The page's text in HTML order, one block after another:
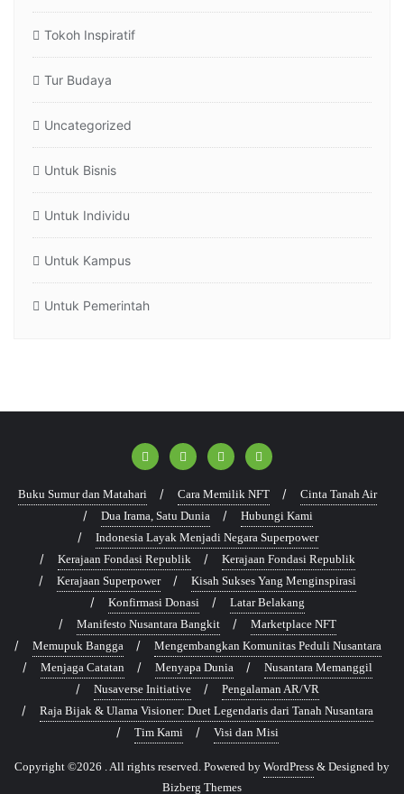
Tokoh Inspiratif
Tur Budaya
Uncategorized
Untuk Bisnis
Untuk Individu
Untuk Kampus
Untuk Pemerintah
Buku Sumur dan Matahari Cara Memilik NFT
Cinta Tanah Air
Dua Irama, Satu Dunia
Hubungi Kami
Indonesia Layak Menjadi Negara Superpower
Kerajaan Fondasi Republik
Kerajaan Fondasi Republik
Kerajaan Superpower
Kisah Sukses Yang Menginspirasi
Konfirmasi Donasi
Latar Belakang
Manifesto Nusantara Bangkit
Marketplace NFT
Memupuk Bangga
Mengembangkan Komunitas Peduli Nusantara
Menjaga Catatan
Menyapa Dunia
Nusantara Memanggil
Nusaverse Initiative
Pengalaman AR/VR
Raja Bijak & Ulama Visioner: Duet Legendaris dari Tanah Nusantara
Tim Kami
Visi dan Misi
Copyright ©2026 . All rights reserved. Powered by WordPress & Designed by
Bizberg Themes